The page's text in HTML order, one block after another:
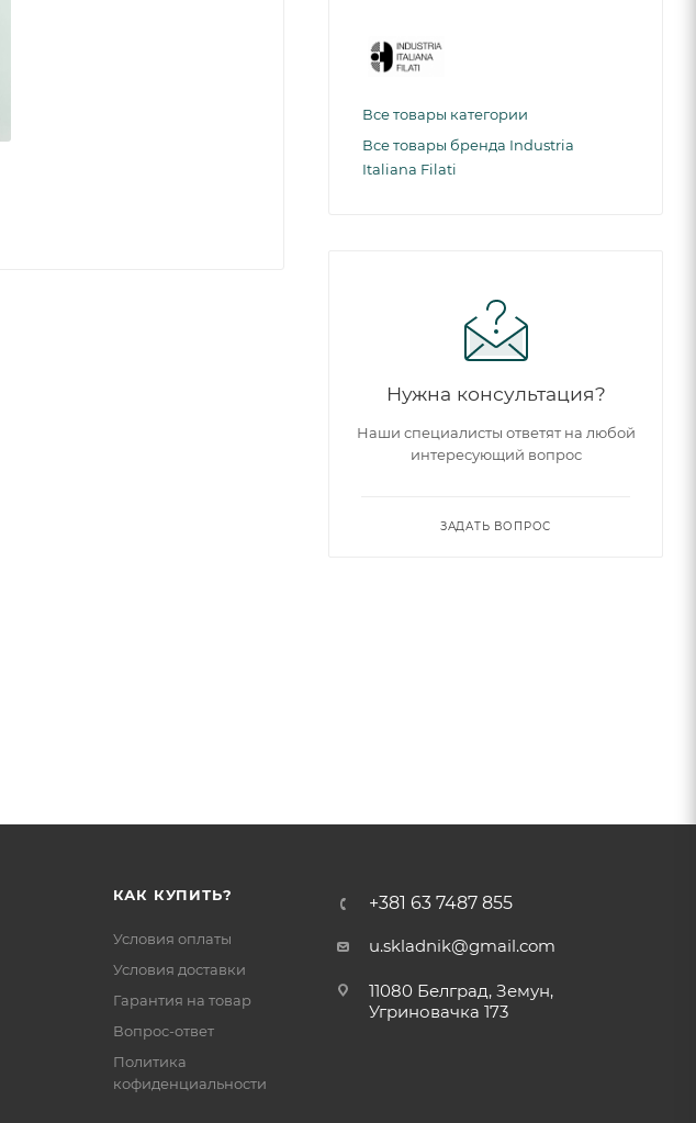
Все товары категории
Все товары бренда Industria
Italiana Filati
Нужна консультация?
Наши специалисты ответят на любой
интересующий вопрос
ЗАДАТЬ ВОПРОС
КАК КУПИТЬ?
Условия оплаты
Условия доставки
Гарантия на товар
Вопрос-ответ
Политика
кофиденциальности
+381 63 7487 855
u.skladnik@gmail.com
11080 Белград, Земун,
Угриновачка 173